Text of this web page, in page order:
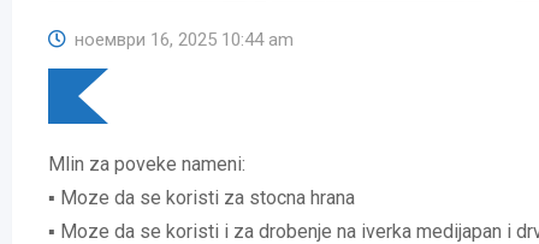
ноември 16, 2025 10:44 am
Mlin za poveke nameni:
▪︎ Moze da se koristi za stocna hrana
▪︎ Moze da se koristi i za drobenje na iverka medijapan i